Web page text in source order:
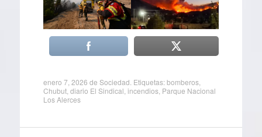
enero 7, 2026 de Sociedad . Etiquetas:bomberos,
Chubut, diario El Sindical incendios, Parque Nacional
Los Alerces